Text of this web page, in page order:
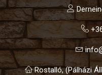
Rostalló, (Pálházi